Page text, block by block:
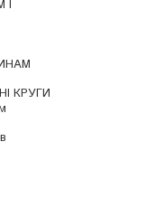
І
КРУГИ